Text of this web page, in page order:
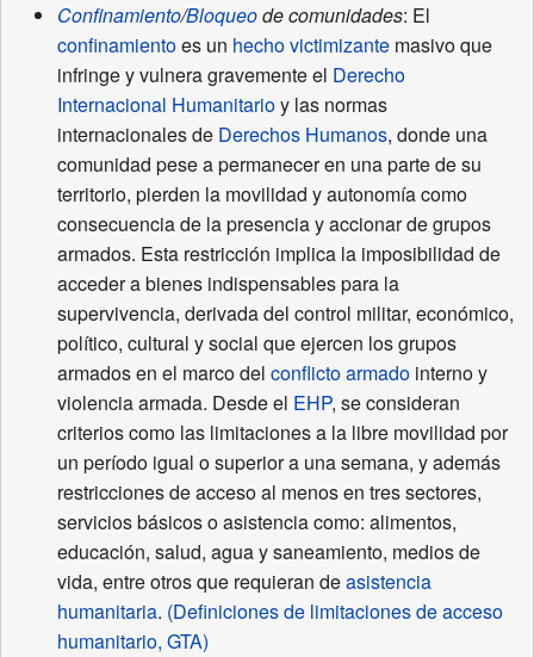
Confinamiento/Bloqueode comunidades: El
confinamientoes un hecho victimizante masivo que
infringe y vulnera gravemente el Derecho
Internacional Humanitarioy las normas
internacionales de Derechos Humanos, donde una
comunidad pese a permanecer en una parte de su
territorio, pierden la movilidad y autonomía como
consecuencia de la presencia y accionar de grupos
armados. Esta restricción implica la imposibilidad de
acceder a bienes indispensables para la
supervivencia, derivada del control militar, económico,
político, cultural y social que ejercen los grupos
armados en el marco del conflicto armado interno y
violencia armada. Desde el EHP, se consideran
criterios como las limitaciones a la libre movilidad por
un período igual o superior a una semana, y además
restricciones de acceso al menos en tres sectores,
servicios básicos o asistencia como: alimentos,
educación, salud, agua y saneamiento, medios de
vida, entre otros que requieran deasistencia
humanitaria. (Definiciones de limitaciones de acceso
humanitario, GTA)